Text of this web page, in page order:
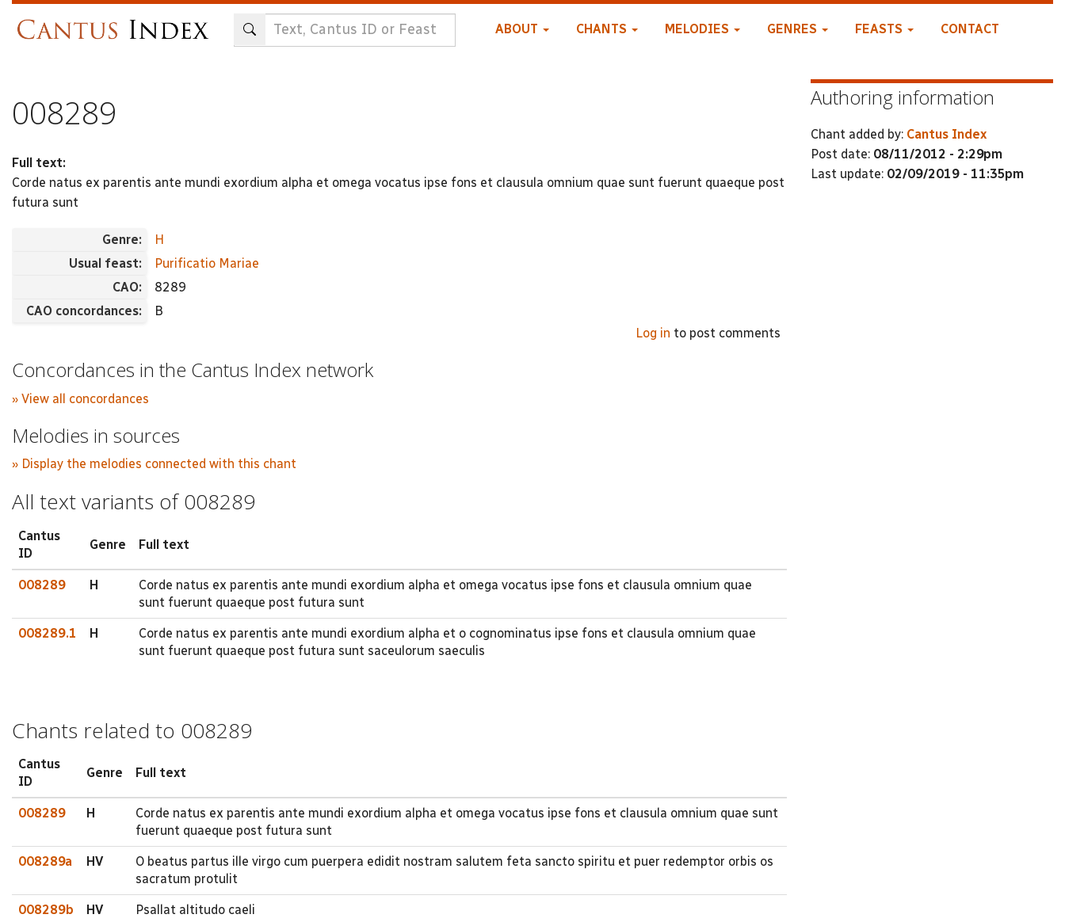
ABOUT CHANTS MELODIES GENRES FEASTS CONTACT
008289
Full text:
Corde natus ex parentis ante mundi exordium alpha et omega vocatus ipse fons et clausula omnium quae sunt fuerunt quaeque post
futura sunt
Genre:
H
Usual feast:
Purificatio Mariae
CAO:
8289
CAO concordances:
B
Log in to post comments
Concordances in the Cantus Index network
» View all concordances
Melodies in sources
» Display the melodies connected with this chant
All text variants of 008289
Cantus
ID
Genre Full text
008289 H
Corde natus ex parentis ante mundi exordium alpha et omega vocatus ipse fons et clausula omnium quae
sunt fuerunt quaeque post futura sunt
008289.1 H
Corde natus ex parentis ante mundi exordium alpha et o cognominatus ipse fons et clausula omnium quae
sunt fuerunt quaeque post futura sunt saceulorum saeculis
Chants related to 008289
Cantus
ID
Genre Full text
008289 H
Corde natus ex parentis ante mundi exordium alpha et omega vocatus ipse fons et clausula omnium quae sunt
fuerunt quaeque post futura sunt
008289a HV
O beatus partus ille virgo cum puerpera edidit nostram salutem feta sancto spiritu et puer redemptor orbis os
sacratum protulit
008289b HV Psallat altitudo caeli
Authoring information
Chant added by: Cantus Index
Post date: 08/11/2012 - 2:29pm
Last update: 02/09/2019 - 11:35pm